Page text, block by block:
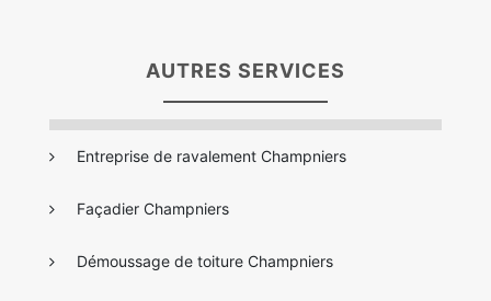
AUTRES SERVICES
Entreprise de ravalement Champniers
Façadier Champniers
Démoussage de toiture Champniers